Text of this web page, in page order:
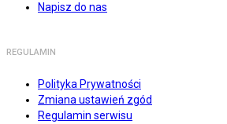
Napisz do nas
REGULAMIN
Polityka Prywatności
Zmiana ustawień zgód
Regulamin serwisu